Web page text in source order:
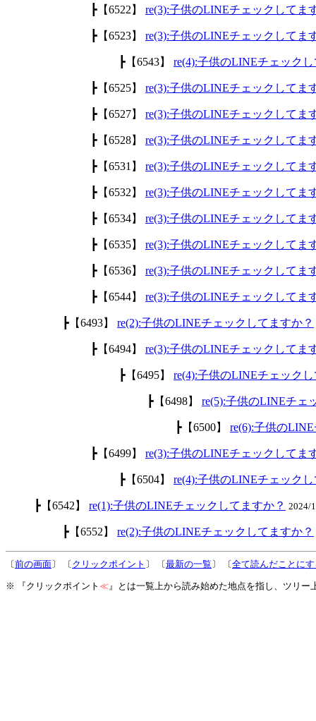
┣【6522】 re(3):子供のLINEチェックしてま
┣【6523】 re(3):子供のLINEチェックしてま
┣【6543】 re(4):子供のLINEチェック
┣【6525】 re(3):子供のLINEチェックしてま
┣【6527】 re(3):子供のLINEチェックしてま
┣【6528】 re(3):子供のLINEチェックしてま
┣【6531】 re(3):子供のLINEチェックしてま
┣【6532】 re(3):子供のLINEチェックしてま
┣【6534】 re(3):子供のLINEチェックしてま
┣【6535】 re(3):子供のLINEチェックしてま
┣【6536】 re(3):子供のLINEチェックしてま
┣【6544】 re(3):子供のLINEチェックしてま
┣【6493】 re(2):子供のLINEチェックしてますか？
┣【6494】 re(3):子供のLINEチェックしてま
┣【6495】 re(4):子供のLINEチェック
┣【6498】 re(5):子供のLINEチェ
┣【6500】 re(6):子供の
┣【6499】 re(3):子供のLINEチェックしてま
┣【6504】 re(4):子供のLINEチェック
┣【6542】 re(1):子供のLINEチェックしてますか？ 2024/
┣【6552】 re(2):子供のLINEチェックしてますか？
〔前の画面〕 〔 クリックポイント 〕 〔最新の一覧 〕 〔全て読んだことに
※ 『クリックポイント ≪』とは一覧上から読み始めた地点を指し、ツリ